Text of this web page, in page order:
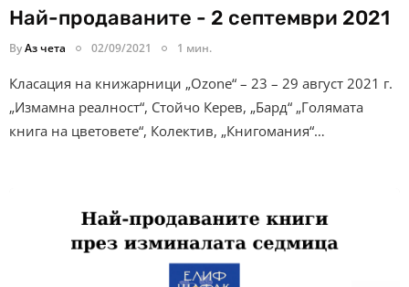
Най-продаваните - 2 септември 2021
ByАз чета 02/09/2021 1 мин.
Класация на книжарници „Ozone“ – 23 – 29 август 2021 г.
„Измамна реалност“, Стойчо Керев, „Бард“ „Голямата
книга на цветовете“, Колектив, „Книгомания“…